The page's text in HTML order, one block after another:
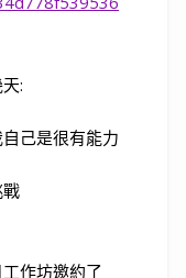
:
己是很有能力
作坊邀約了